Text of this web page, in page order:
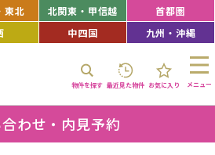
東北 北関東・甲信越
首都圏
中四国 九州・沖縄
物件を探す 最近見た物件 お気に入り メニュー
わせ・内見予約